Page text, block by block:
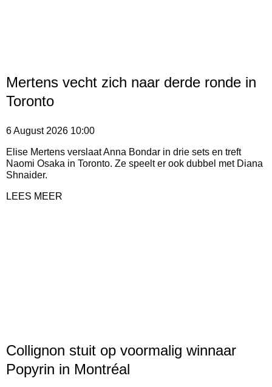
Mertens vecht zich naar derde ronde in
Toronto
6 August 2026 10:00
Elise Mertens verslaat Anna Bondar in drie sets en treft
Naomi Osaka in Toronto. Ze speelt er ook dubbel met Diana
Shnaider.
LEES MEER
Collignon stuit op voormalig winnaar
Popyrin in Montréal